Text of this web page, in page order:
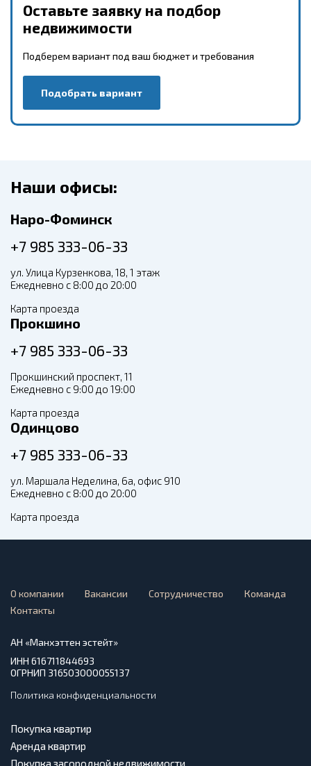
Оставьте заявку на подбор
недвижимости
Подберем вариант под ваш бюджет и требования
Подобрать вариант
Наши офисы:
Наро-Фоминск
+7 985 333-06-33
ул. Улица Курзенкова, 18, 1 этаж
Ежедневно с 8:00 до 20:00
Карта проезда
Прокшино
+7 985 333-06-33
Прокшинский проспект, 11
Ежедневно с 9:00 до 19:00
Карта проезда
Одинцово
+7 985 333-06-33
ул. Маршала Неделина, 6а, офис 910
Ежедневно с 8:00 до 20:00
Карта проезда
О компании Вакансии Сотрудничество
Команда
Контакты
АН «Манхэттен эстейт»
ИНН 616711844693
ОГРНИП 316503000055137
Политика конфиденциальности
Покупка квартир
Аренда квартир
Покупка загородной недвижимости